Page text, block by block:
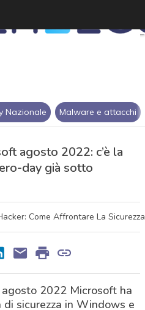
Nazionale Malware e attacchi
agosto 2022: c’è la
day già sotto
Come Affrontare La
2022 Microsoft ha
sicurezza in Windows e